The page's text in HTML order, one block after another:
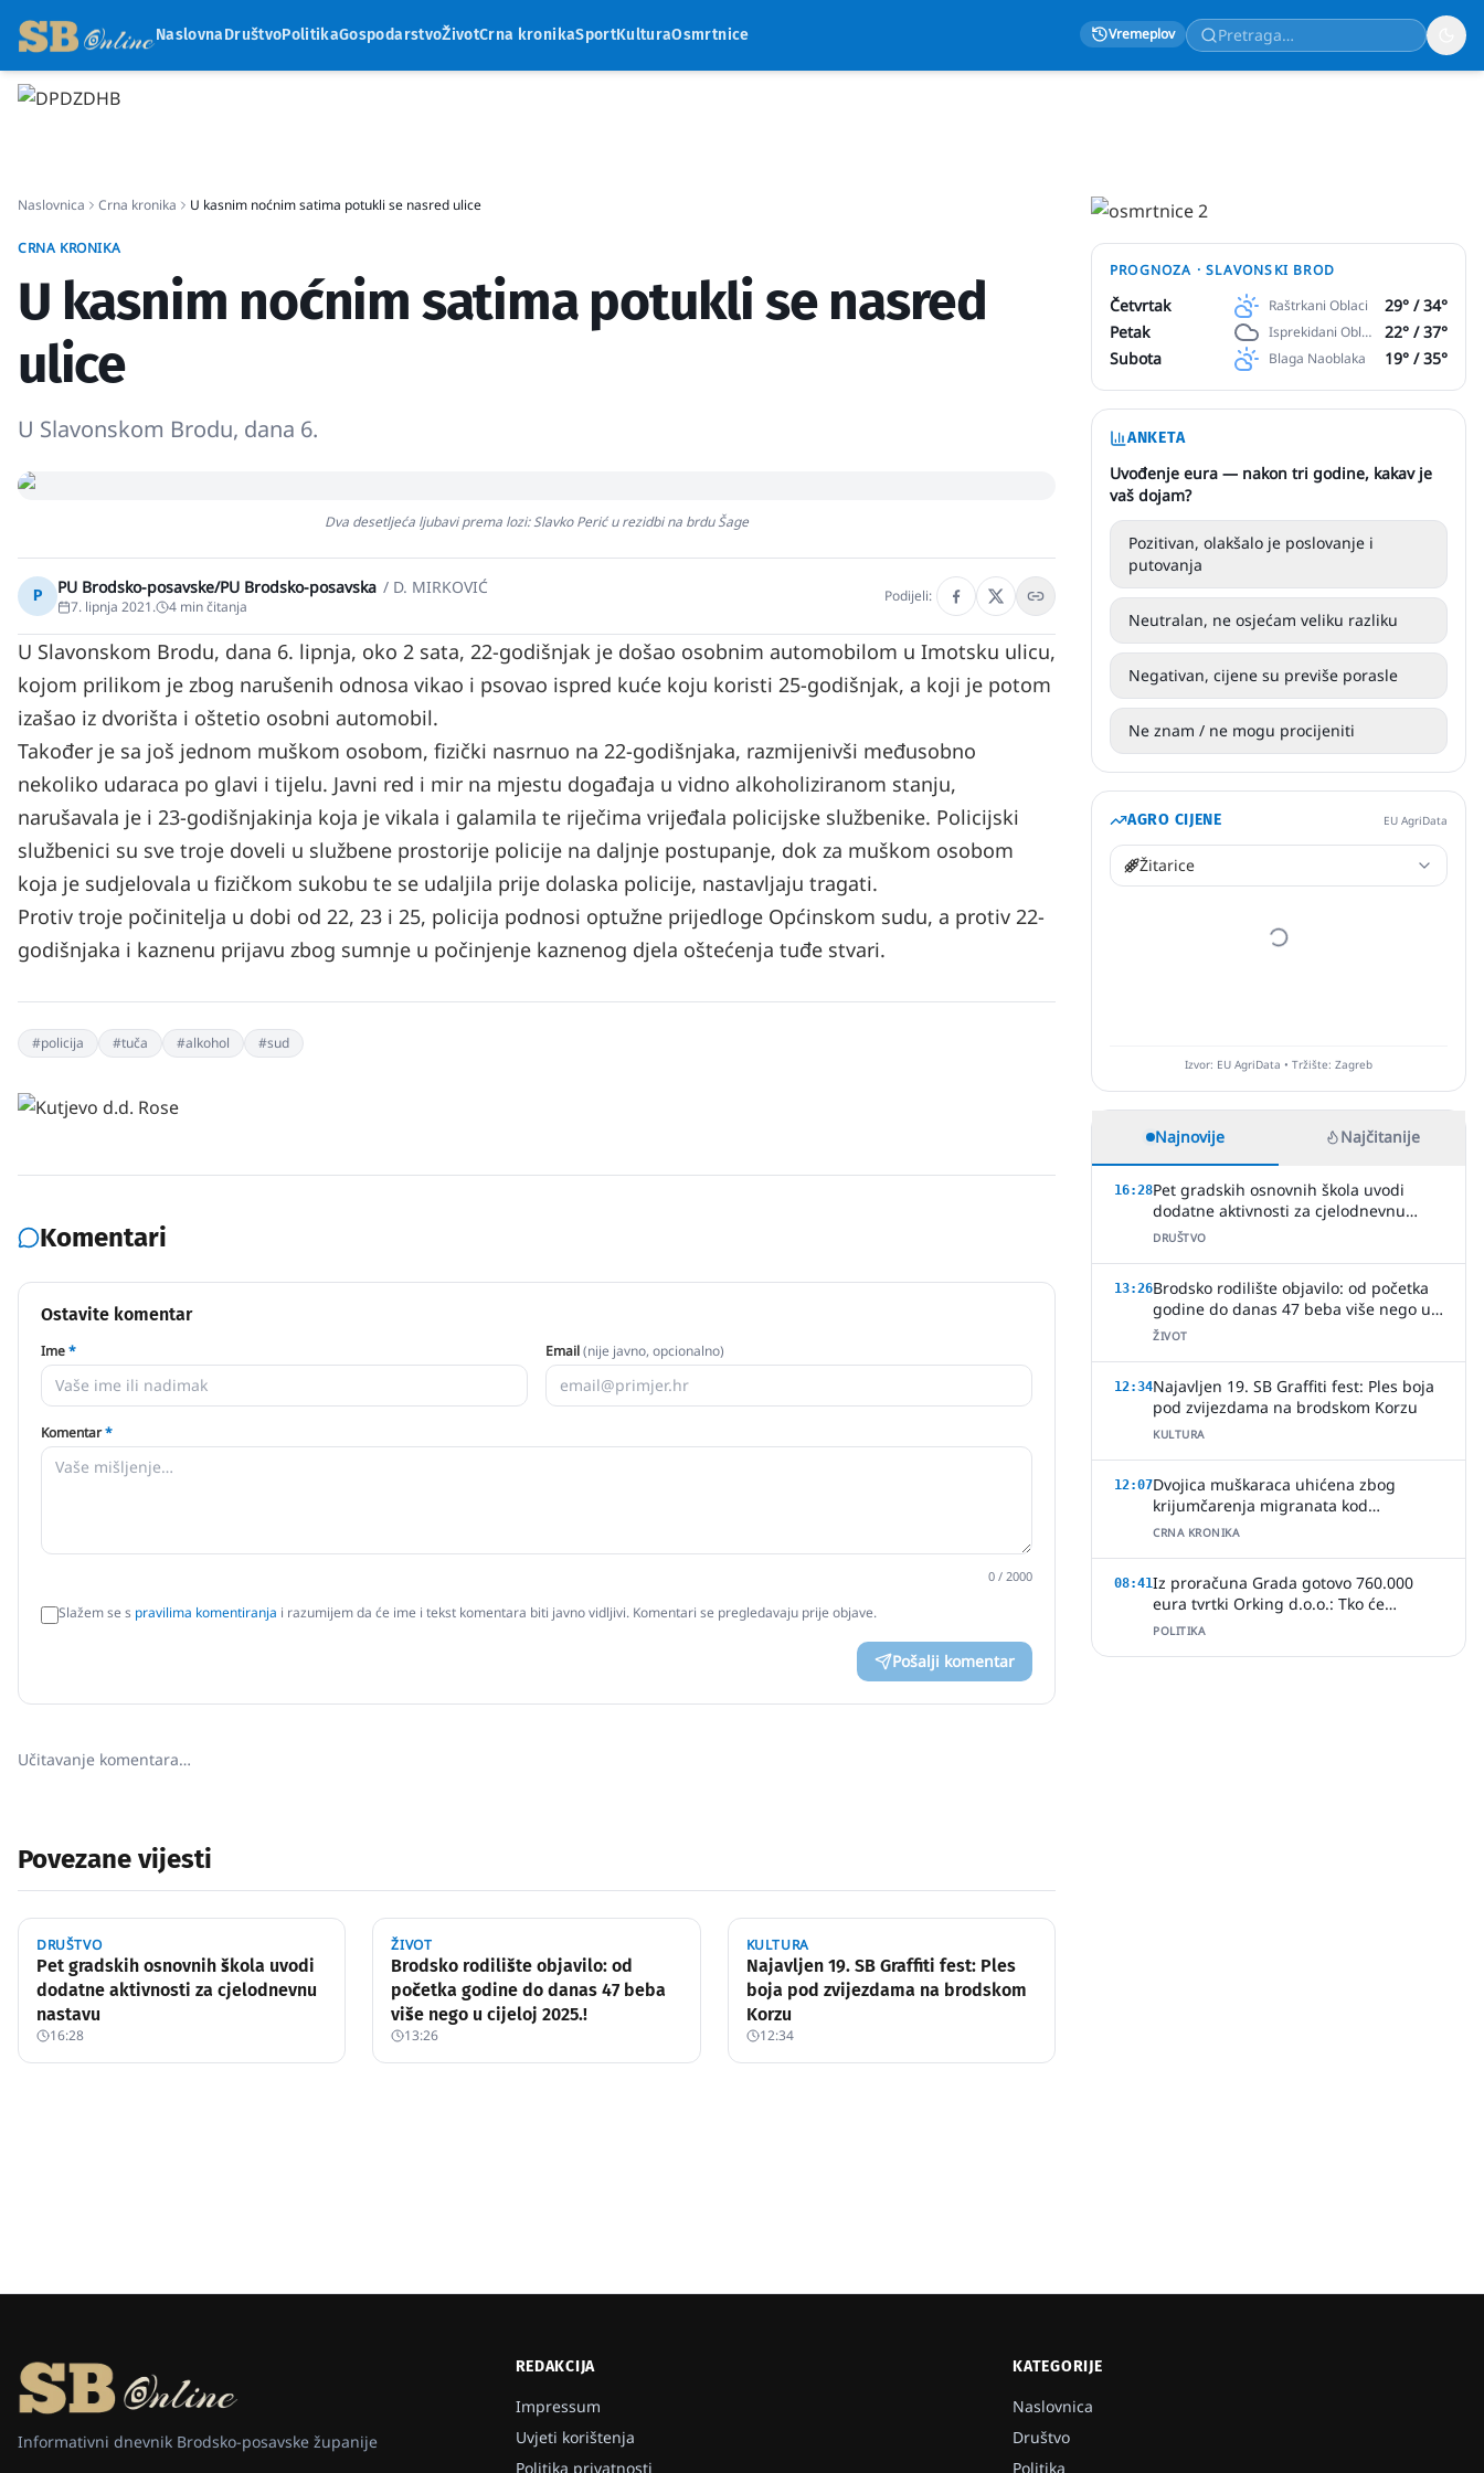
NaslovnaDruštvoPolitikaGospodarstvoŽivotCrna kronikaSportKulturaOsmrtnice Vremeplov
Naslovnica Crna kronika U kasnim noćnim satima potukli se nasred ulice
CRNA KRONIKA
U kasnim noćnim satima potukli se nasred
ulice
U Slavonskom Brodu, dana 6.
Dva desetljeća ljubavi prema lozi: Slavko Perić u rezidbi na brdu Šage
P PU Brodsko-posavske/PU Brodsko-posavska / D. MIRKOVIĆ
7. lipnja 2021. 4 min čitanja
Podijeli:
U Slavonskom Brodu, dana 6. lipnja, oko 2 sata, 22-godišnjak je došao osobnim automobilom u Imotsku ulicu,
kojom prilikom je zbog narušenih odnosa vikao i psovao ispred kuće koju koristi 25-godišnjak, a koji je potom
izašao iz dvorišta i oštetio osobni automobil.
Također je sa još jednom muškom osobom, fizički nasrnuo na 22-godišnjaka, razmijenivši međusobno
nekoliko udaraca po glavi i tijelu. Javni red i mir na mjestu događaja u vidno alkoholiziranom stanju,
narušavala je i 23-godišnjakinja koja je vikala i galamila te riječima vrijeđala policijske službenike. Policijski
službenici su sve troje doveli u službene prostorije policije na daljnje postupanje, dok za muškom osobom
koja je sudjelovala u fizičkom sukobu te se udaljila prije dolaska policije, nastavljaju tragati.
Protiv troje počinitelja u dobi od 22, 23 i 25, policija podnosi optužne prijedloge Općinskom sudu, a protiv 22-
godišnjaka i kaznenu prijavu zbog sumnje u počinjenje kaznenog djela oštećenja tuđe stvari.
#policija #tuča #alkohol #sud
Komentari
Ostavite komentar
Ime* Email(nije javno, opcionalno)
Komentar*
0 / 2000
Slažem se s pravilima komentiranja i razumijem da će ime i tekst komentara biti javno vidljivi. Komentari se pregledavaju prije objave.
Pošalji komentar
Učitavanje komentara…
Povezane vijesti
DRUŠTVO
Pet gradskih osnovnih škola uvodi
dodatne aktivnosti za cjelodnevnu
nastavu
16:28
ŽIVOT
Brodsko rodilište objavilo: od
početka godine do danas 47 beba
više nego u cijeloj 2025.!
13:26
KULTURA
Najavljen 19. SB Graffiti fest: Ples
boja pod zvijezdama na brodskom
Korzu
12:34
PROGNOZA ·SLAVONSKI BROD
Četvrtak Raštrkani Oblaci 29° /34°
Petak
Isprekidani Oblaci 22° /37°
Subota
Blaga Naoblaka 19° /35°
ANKETA
Uvođenje eura — nakon tri godine, kakav je
vaš dojam?
Pozitivan, olakšalo je poslovanje i
putovanja
Neutralan, ne osjećam veliku razliku
Negativan, cijene su previše porasle
Ne znam / ne mogu procijeniti
AGRO CIJENE EU AgriData
Žitarice
Izvor: EU AgriData • Tržište: Zagreb
Najnovije Najčitanije
16:28Pet gradskih osnovnih škola uvodi
dodatne aktivnosti za cjelodnevnu
nastavu
DRUŠTVO
13:26Brodsko rodilište objavilo: od početka
godine do danas 47 beba više nego u
cijeloj 2025.!
ŽIVOT
12:34Najavljen 19. SB Graffiti fest: Ples boja
pod zvijezdama na brodskom Korzu
KULTURA
12:07Dvojica muškaraca uhićena zbog
krijumčarenja migranata kod
Slavonskog Šamca
CRNA KRONIKA
08:41Iz proračuna Grada gotovo 760.000
eura tvrtki Orking d.o.o.: Tko će
provjeriti način ugovaranja poslova?
POLITIKA
Informativni dnevnik Brodsko-posavske županije
REDAKCIJA
Impressum
Uvjeti korištenja
Politika privatnosti
KATEGORIJE
Naslovnica
Društvo
Politika